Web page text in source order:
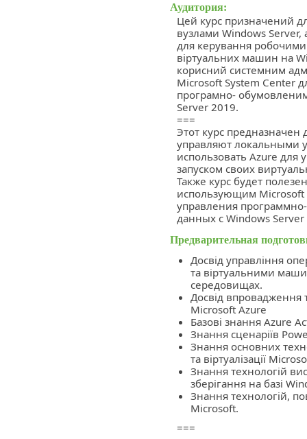
Аудитория:
Цей курс призначений
вузлами Windows
для керування
віртуальних машин на
корисний системним
Microsoft System Center
програмно-
Server 2019.
===
Этот курс предназначен
управляют локальными
использовать Azure для
запуском своих
Также курс будет
использующим Microsoft
управления
данных с Windows
Предварительная
Досвід управління
та віртуальними
середовищах.
Досвід впровадження
Microsoft Azure
Базові знання Azure
Знання сценаріїв
Знання основних
та віртуалізації
Знання технологій
зберігання на базі
Знання технологій,
Microsoft.
===